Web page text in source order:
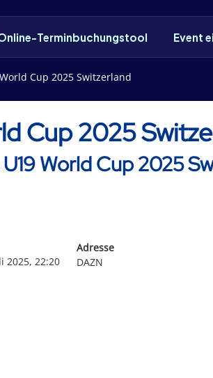
Terminbuchungstool Event
Cup 2025 Switzerland
Cup 2025
World Cup 2025
2025, 22:20
Adresse
DAZN